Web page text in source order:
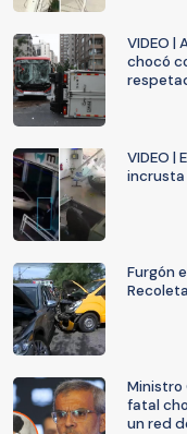
VIDEO |
chocó
VIDEO
incrusta
Furgón
Ministro
fatal
un red